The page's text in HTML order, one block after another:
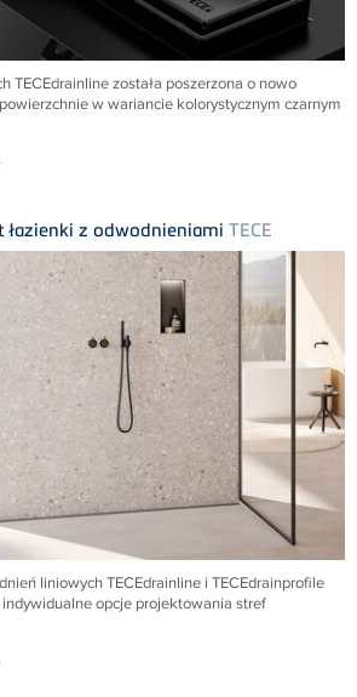
TECEdrainline została poszerzona o nowo
w wariancie kolorystycznym czarnym
z odwodnieniami TECE
liniowychTECEdrainline i TECEdrainprofile
opcje projektowania stref